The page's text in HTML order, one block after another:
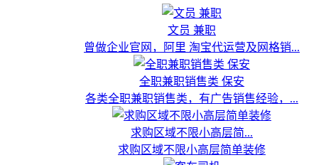
文员 兼职
曾做企业官网，阿里 淘宝代运营及网格销...
全职兼职销售类 保安
各类全职兼职销售类，有广告销售经验，...
求购区域不限小高层简...
求购区域不限小高层简单装修